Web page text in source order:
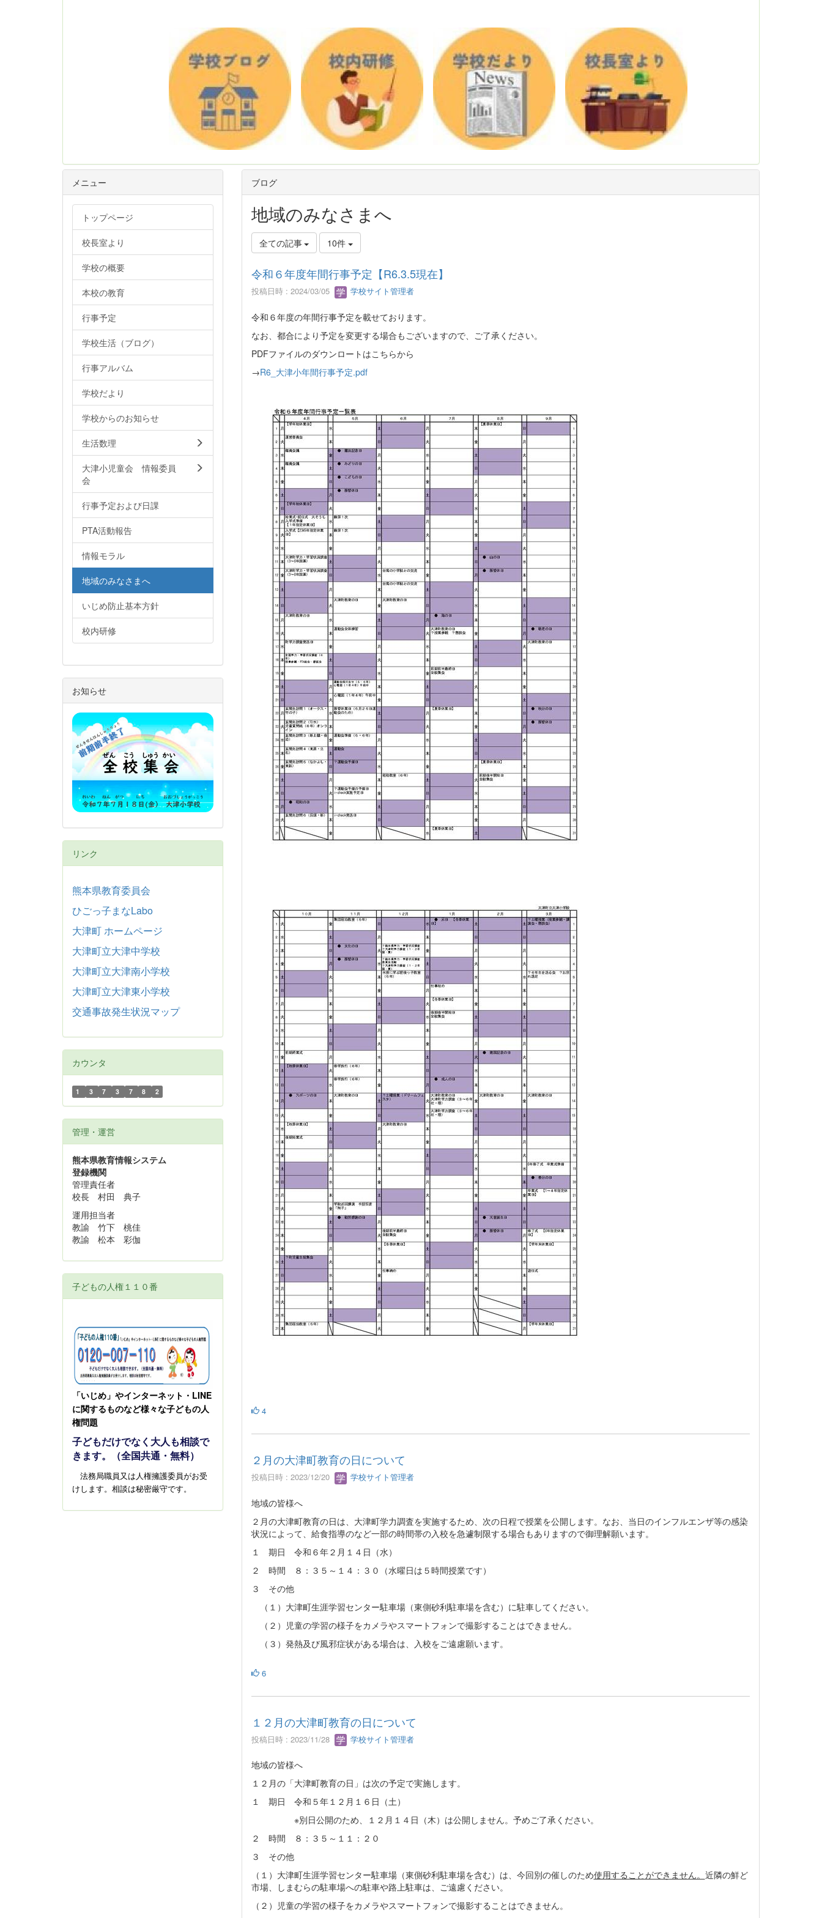
ブログ
地域のみなさまへ
全ての記事 10件
令和６年度年間行事予定【R6.3.5現在】
投稿日時 : 2024/03/05 学校サイト管理者
令和６年度の年間行事予定を載せております。
なお、都合により予定を変更する場合もございますので、ご了承ください。
PDFファイルのダウンロートはこちらから
→R6_大津小年間行事予定.pdf
4
２月の大津町教育の日について
投稿日時 : 2023/12/20 学校サイト管理者
地域の皆様へ
２月の大津町教育の日は、大津町学力調査を実施するため、次の日程で授業を公開します。なお、当日のインフルエンザ等の感染
状況によって、給食指導のなど一部の時間帯の入校を急遽制限する場合もありますので御理解願います。
１ 期日 令和６年２月１４日（水）
２ 時間 ８：３５～１４：３０（水曜日は５時間授業です）
３ その他
（１）大津町生涯学習センター駐車場（東側砂利駐車場を含む）に駐車してください。
（２）児童の学習の様子をカメラやスマートフォンで撮影することはできません。
（３）発熱及び風邪症状がある場合は、入校をご遠慮願います。
6
１２月の大津町教育の日について
投稿日時 : 2023/11/28 学校サイト管理者
地域の皆様へ
１２月の「大津町教育の日」は次の予定で実施します。
１ 期日 令和５年１２月１６日（土）
※別日公開のため、１２月１４日（木）は公開しません。予めご了承ください。
２ 時間 ８：３５～１１：２０
３ その他
（１）大津町生涯学習センター駐車場（東側砂利駐車場を含む）は、今回別の催しのため使用することができません。 近隣の鮮ど
市場、しまむらの駐車場への駐車や路上駐車は、ご遠慮ください。
（２）児童の学習の様子をカメラやスマートフォンで撮影することはできません。
メニュー
トップページ
校長室より
学校の概要
本校の教育
行事予定
学校生活（ブログ）
行事アルバム
学校だより
学校からのお知らせ
生活数理
大津小児童会 情報委員
会
行事予定および日課
PTA活動報告
情報モラル
地域のみなさまへ
いじめ防止基本方針
校内研修
お知らせ
リンク
熊本県教育委員会
ひごっ子まなLabo
大津町 ホームページ
大津町立大津中学校
大津町立大津南小学校
大津町立大津東小学校
交通事故発生状況マップ
カウンタ
1 3 7 3 7 8 2
管理・運営
熊本県教育情報システム
登録機関
管理責任者
校長 村田 典子
運用担当者
教諭 竹下 桃佳
教諭 松本 彩伽
子どもの人権１１０番
「いじめ」やインターネット・ LINE
に関するものなど様々な子どもの人
権問題
子どもだけでなく大人も相談で
きます。（全国共通・無料）
法務局職員又は人権擁護委員がお受
けします。相談は秘密厳守です。